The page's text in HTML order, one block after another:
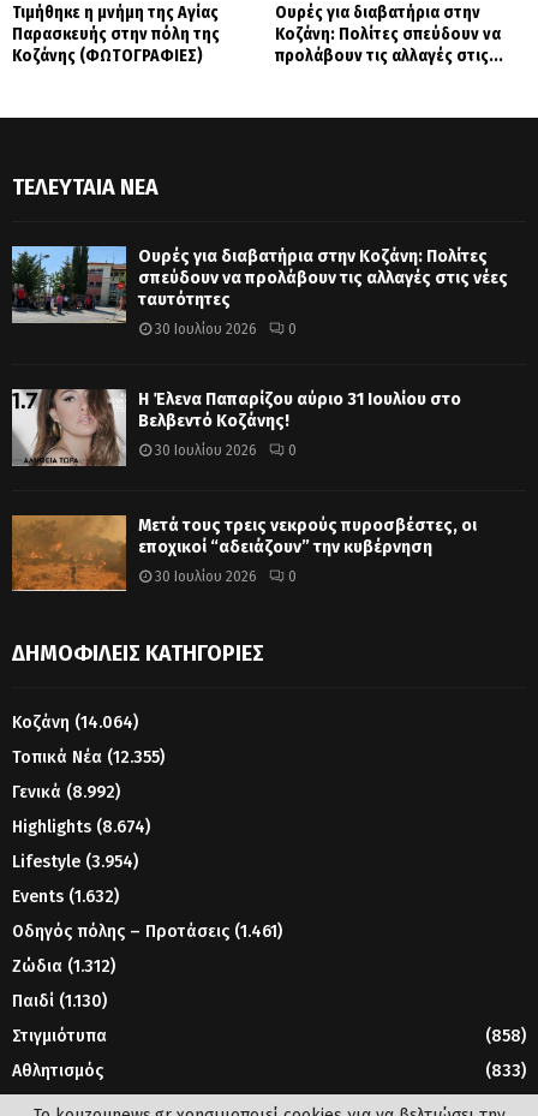
Τιμήθηκε η μνήμη της Αγίας
Παρασκευής στην πόλη της
Κοζάνης (ΦΩΤΟΓΡΑΦΙΕΣ)
Ουρές για διαβατήρια στην
Κοζάνη: Πολίτες σπεύδουν να
προλάβουν τις αλλαγές στις...
ΤΕΛΕΥΤΑΊΑ ΝΈΑ
Ουρές για διαβατήρια στην Κοζάνη: Πολίτες
σπεύδουν να προλάβουν τις αλλαγές στις νέες
ταυτότητες
30 Ιουλίου 2026 0
Η Έλενα Παπαρίζου αύριο 31 Ιουλίου στο
Βελβεντό Κοζάνης!
30 Ιουλίου 2026 0
Μετά τους τρεις νεκρούς πυροσβέστες, οι
εποχικοί “αδειάζουν” την κυβέρνηση
30 Ιουλίου 2026 0
ΔΗΜΟΦΙΛΕΊΣ ΚΑΤΗΓΟΡΊΕΣ
Κοζάνη (14.064)
Τοπικά Νέα (12.355)
Γενικά (8.992)
Highlights (8.674)
Lifestyle (3.954)
Events (1.632)
Οδηγός πόλης – Προτάσεις (1.461)
Ζώδια (1.312)
Παιδί (1.130)
Στιγμιότυπα
(858)
Αθλητισμός
(833)
Γυναίκα